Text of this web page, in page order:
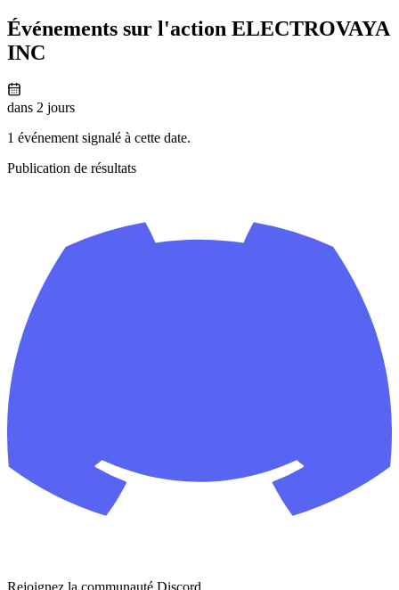
Événements sur l'action ELECTROVAYA
INC
dans 2 jours
1 événement signalé à cette date.
Publication de résultats